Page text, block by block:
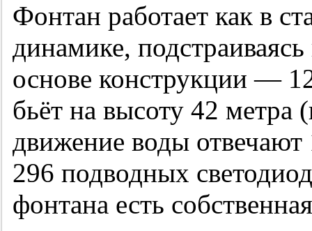
Фонтан работает как в
динамике,
основе конструкции —
бьёт на высоту 42
движение воды
296 подводных
фонтана есть